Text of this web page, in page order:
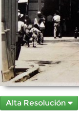
Alta Resolución